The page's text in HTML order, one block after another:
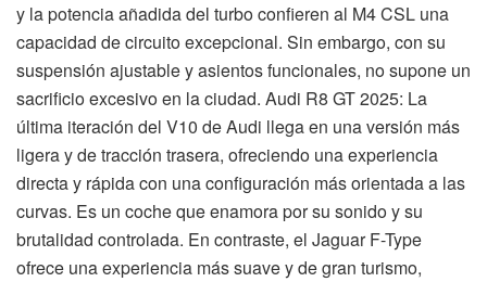
y la potencia añadida del turbo confieren al M4 CSL una
capacidad de circuito excepcional. Sin embargo, con su
suspensión ajustable y asientos funcionales, no supone un
sacrificio excesivo en la ciudad. Audi R8 GT 2025: La
última iteración del V10 de Audi llega en una versión más
ligera y de tracción trasera, ofreciendo una experiencia
directa y rápida con una configuración más orientada a las
curvas. Es un coche que enamora por su sonido y su
brutalidad controlada. En contraste, el Jaguar F-Type
ofrece una experiencia más suave y de gran turismo,